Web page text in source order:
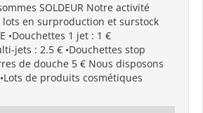
SOLDEUR Notre activité
en surproduction et surstock
•Douchettes 1 jet : 1 €
jets : 2.5 € •Douchettes stop
de douche 5 € Nous disposons
de produits cosmétiques